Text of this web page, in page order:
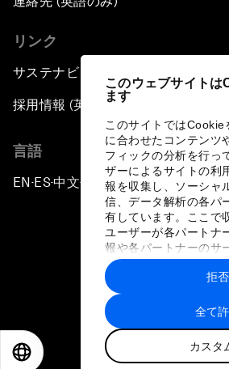
このウェブサイト
ます
このサイトではCookie
に合わせたコンテンツ
フィックの分析を行っ
ザーによるサイトの利
報を収集し、ソーシャ
信、データ解析の各パ
有しています。ここで
ユーザーが各パートナ
報や各パートナーのサ
に収集された情報と組
トナーによって使用さ
す。
全て
カスタ
拒否
リンク
サステナビリティへの取り組み
採用情報 (英語のみ)
言語
EN ▪ES▪中文▪ 日本語
プライバシーポリシーと
サイトマップ
©
世界経済フォ